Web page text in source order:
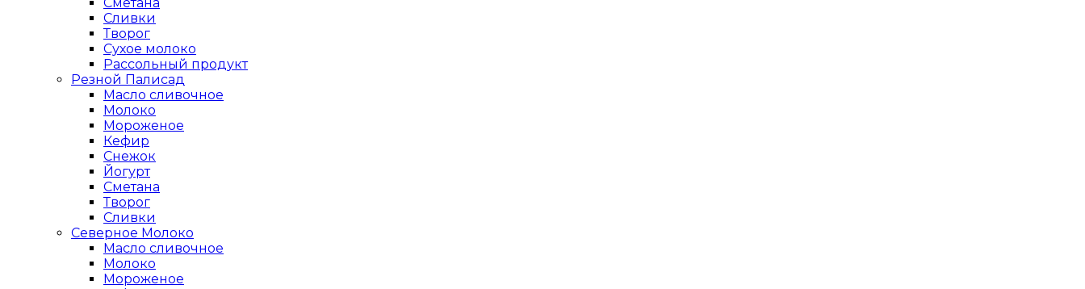
Сливки
Творог
Сухое молоко
Рассольный продукт
Резной Палисад
Масло сливочное
Молоко
Мороженое
Кефир
Снежок
Йогурт
Сметана
Творог
Сливки
Северное Молоко
Масло сливочное
Молоко
Мороженое